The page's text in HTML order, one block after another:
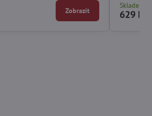
Zobrazit
Skladem
629 Kč